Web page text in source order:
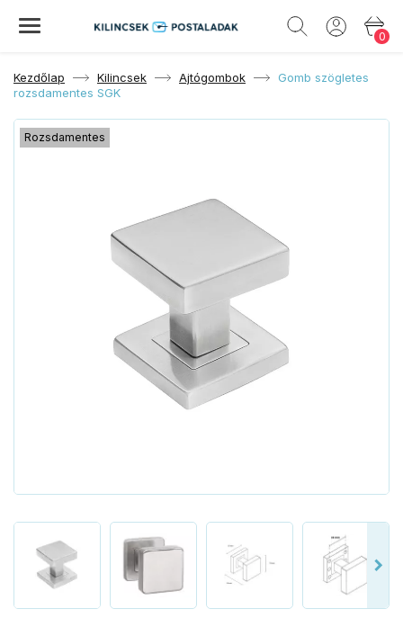
0
Kezdőlap Kilincsek Ajtógombok
Gomb szögletes
rozsdamentes SGK
Rozsdamentes